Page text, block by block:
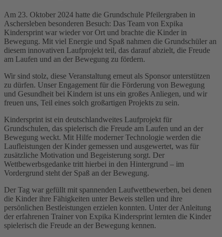
Am 23. Oktober 2024 hatte die Grundschule Pfeilergraben in
Aschersleben besonderen Besuch: Das Team von Expika
Kindersprint war wieder vor Ort und brachte die Kinder in
Bewegung. Mit viel Energie und Spaß nahmen die Grundschüler an
diesem innovativen Laufprojekt teil, das darauf abzielt, die Freude
am Laufen und an der Bewegung zu fördern.
Wir sind stolz, diese Veranstaltung erneut als Sponsor unterstützen
zu dürfen. Unser Engagement für die Förderung von Bewegung
und Gesundheit bei Kindern ist uns ein großes Anliegen, und wir
freuen uns, Teil eines solch großartigen Projekts zu sein.
Kindersprint ist ein deutschlandweites Laufprojekt für
Grundschulen, das spielerisch die Freude am Laufen und an der
Bewegung weckt. Mit Hilfe moderner Technologie werden die
Laufleistungen der Kinder gemessen und ausgewertet, was für
zusätzliche Motivation und Begeisterung sorgt. Der
Wettbewerbsgedanke tritt hierbei in den Hintergrund – im
Vordergrund steht der Spaß an der Bewegung.
Der Tag war gefüllt mit spannenden Laufwettbewerben, bei denen
die Kinder ihre Fähigkeiten unter Beweis stellen und ihre
persönlichen Bestleistungen erzielen konnten. Unter der Anleitung
der erfahrenen Trainer von Expika Kindersprint lernten die Kinder
spielerisch die Freude an der Bewegung kennen.